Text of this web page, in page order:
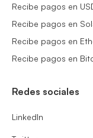
Recibe pagos en
Recibe pagos en
Recibe pagos en
Recibe pagos en
Redes sociales
LinkedIn